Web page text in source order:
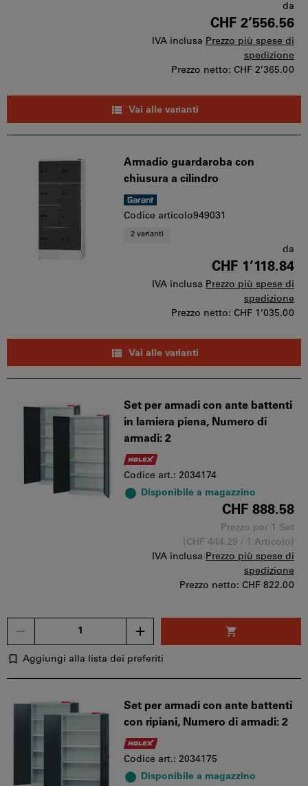
da
CHF 2’556.56
IVA inclusa Prezzo più spese di
spedizione
Prezzo netto: CHF 2’365.00
Vai alle varianti
Armadio guardaroba con
chiusura a cilindro
Codice articolo949031
2 varianti
da
CHF 1’118.84
IVA inclusa Prezzo più spese di
spedizione
Prezzo netto: CHF 1’035.00
Vai alle varianti
Set per armadi con ante battenti
in lamiera piena, Numero di
armadi: 2
Codice art.: 2034174
Disponibile a magazzino
CHF 888.58
Prezzo per 1 Set
(CHF 444.29 / 1 Articolo)
IVA inclusa Prezzo più spese di
spedizione
Prezzo netto: CHF 822.00
Aggiungi alla lista dei preferiti
Set per armadi con ante battenti
con ripiani, Numero di armadi: 2
Codice art.: 2034175
Disponibile a magazzino